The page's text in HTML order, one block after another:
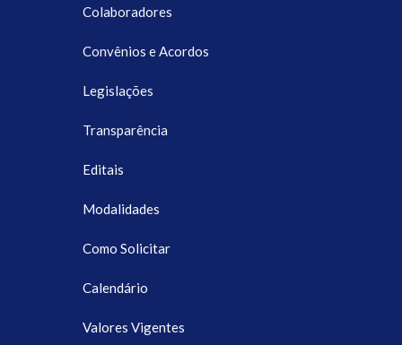
Colaboradores
Convênios e Acordos
Legislações
Transparência
Editais
Modalidades
Como Solicitar
Calendário
Valores Vigentes